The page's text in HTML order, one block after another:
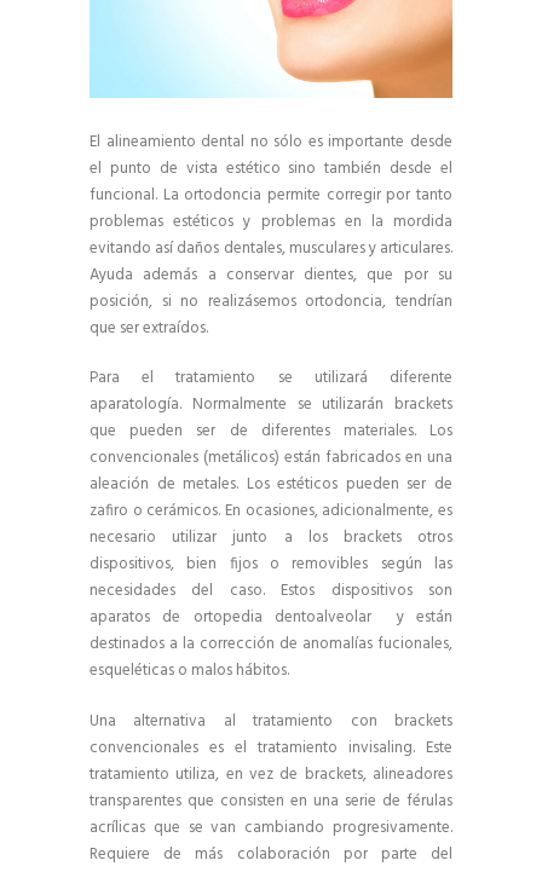
El alineamiento dental no sólo es importante desde
el punto de vista estético sino también desde el
funcional. La ortodoncia permite corregir por tanto
problemas estéticos y problemas en la mordida
evitando así daños dentales, musculares y articulares.
Ayuda además a conservar dientes, que por su
posición, si no realizásemos ortodoncia, tendrían
que ser extraídos.
Para el tratamiento se utilizará diferente
aparatología. Normalmente se utilizarán brackets
que pueden ser de diferentes materiales. Los
convencionales (metálicos) están fabricados en una
aleación de metales. Los estéticos pueden ser de
zafiro o cerámicos. En ocasiones, adicionalmente, es
necesario utilizar junto a los brackets otros
dispositivos, bien fijos o removibles según las
necesidades del caso. Estos dispositivos son
aparatos de ortopedia dentoalveolar y están
destinados a la corrección de anomalías fucionales,
esqueléticas o malos hábitos.
Una alternativa al tratamiento con brackets
convencionales es el tratamiento invisaling. Este
tratamiento utiliza, en vez de brackets, alineadores
transparentes que consisten en una serie de férulas
acrílicas que se van cambiando progresivamente.
Requiere de más colaboración por parte del